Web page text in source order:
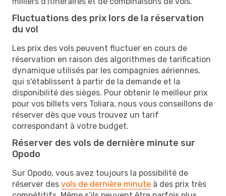
Fluctuations des prix lors de la réservation
du vol
Les prix des vols peuvent fluctuer en cours de
réservation en raison des algorithmes de tarification
dynamique utilisés par les compagnies aériennes,
qui s'établissent à partir de la demande et la
disponibilité des sièges. Pour obtenir le meilleur prix
pour vos billets vers Toliara, nous vous conseillons de
réserver dès que vous trouvez un tarif
correspondant à votre budget.
Réserver des vols de dernière minute sur
Opodo
Sur Opodo, vous avez toujours la possibilité de
réserver des vols de dernière minute à des prix très